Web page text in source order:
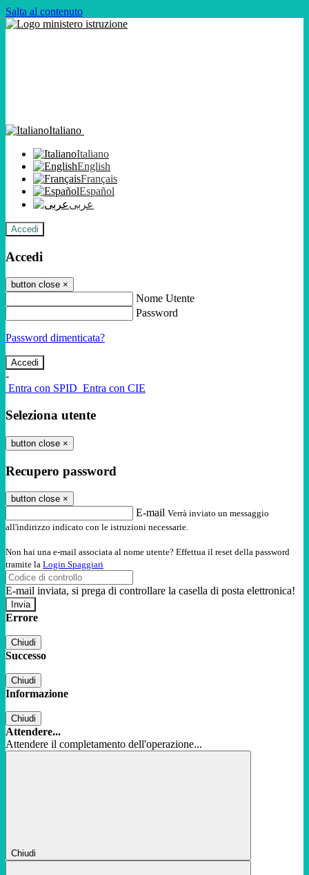
Salta al contenuto
Italiano
Italiano
English
Français
Español
عربى
Accedi
Accedi
button close ×
Nome Utente
Password
Password dimenticata?
-
Entra con SPID Entra con CIE
Seleziona utente
button close ×
Recupero password
button close ×
E-mail Verrà inviato un messaggio
all'indirizzo indicato con le istruzioni necessarie.
Non hai una e-mail associata al nome utente? Effettua il reset della password
tramite la Login Spaggiari
E-mail inviata, si prega di controllare la casella di posta elettronica!
Errore
Chiudi
Successo
Chiudi
Informazione
Chiudi
Attendere...
Attendere il completamento dell'operazione...
Chiudi